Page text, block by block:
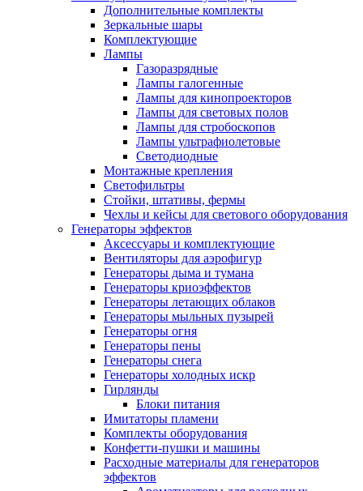
Дополнительные комплекты
Зеркальные шары
Комплектующие
Лампы
Газоразрядные
Лампы галогенные
Лампы для кинопроекторов
Лампы для световых полов
Лампы для стробоскопов
Лампы ультрафиолетовые
Светодиодные
Монтажные крепления
Светофильтры
Стойки, штативы, фермы
Чехлы и кейсы для светового оборудования
Генераторы эффектов
Аксессуары и комплектующие
Вентиляторы для аэрофигур
Генераторы дыма и тумана
Генераторы криоэффектов
Генераторы летающих облаков
Генераторы мыльных пузырей
Генераторы огня
Генераторы пены
Генераторы снега
Генераторы холодных искр
Гирлянды
Блоки питания
Имитаторы пламени
Комплекты оборудования
Конфетти-пушки и машины
Расходные материалы для генераторов
эффектов